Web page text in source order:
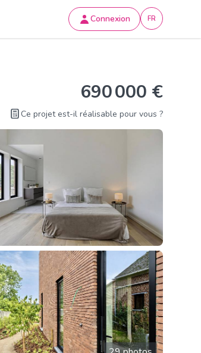
Connexion FR
690 000 €
Ce projet est-il réalisable pour vous ?